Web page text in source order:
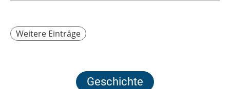
Weitere Einträge
Geschichte